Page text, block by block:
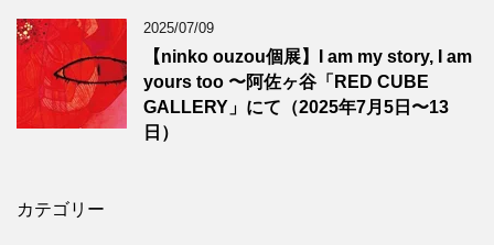
2025/07/09
【ninko ouzou個展】I am my story, I am
yours too 〜阿佐ヶ谷「RED CUBE
GALLERY」にて（2025年7月5日〜13
日）
カテゴリー